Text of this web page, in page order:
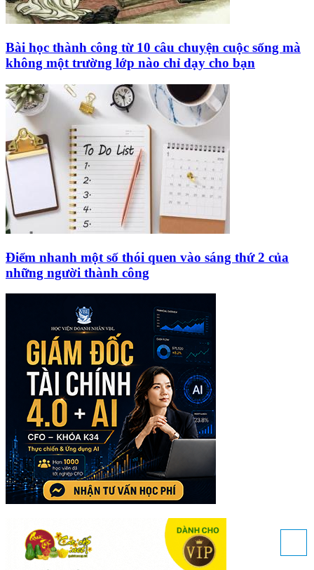
Bài học thành công từ 10 câu chuyện cuộc sống mà
không một trường lớp nào chỉ dạy cho bạn
Điểm nhanh một số thói quen vào sáng thứ 2 của
những người thành công